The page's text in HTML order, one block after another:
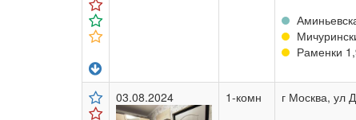
Раменки
03.08.2024 1-комн
г Москва, ул